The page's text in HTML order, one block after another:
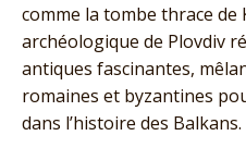
comme la tombe thrace de
archéologique de Plovdiv
antiques fascinantes,
romaines et byzantines
dans l’histoire des Balkans.